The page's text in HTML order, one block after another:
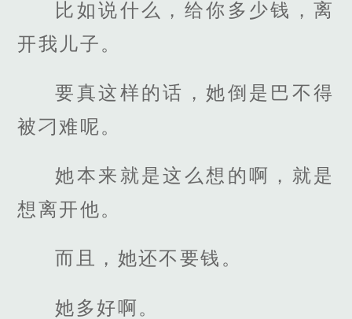
比如说什么，给你多少钱，离
开我儿子。
要真这样的话，她倒是巴不得
被刁难呢。
她本来就是这么想的啊，就是
想离开他。
而且，她还不要钱。
她多好啊。